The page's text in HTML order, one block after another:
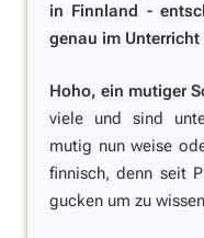
in Finnland -
genau im
Hoho, ein mutiger
viele und sind
mutig nun weise
finnisch, denn seit
gucken um zu